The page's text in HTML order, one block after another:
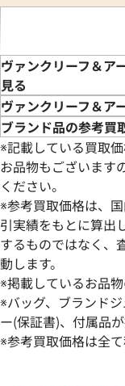
ヴァンクリーフ&アー
アルハンブラ ネック
参考買取価格
934,000円
2026年4月17日時点
ヴァンクリーフ＆ア
見る
ヴァンクリーフ＆ア
ブランド品の参考買
※記載している買取
お品物もございます
ください。
※参考買取価格は、
引実績をもとに算出
するものではなく、
動します。
※掲載しているお品
※バッグ、ブランド
ー(保証書)、付属品
※参考買取価格は全て